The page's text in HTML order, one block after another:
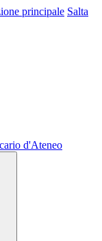
principale Salta